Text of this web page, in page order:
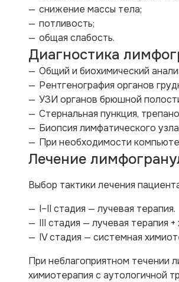
снижение массы тела;
потливость;
общая слабость.
Диагностика
Общий и биохимический
Рентгенография органов
УЗИ органов брюшной
Стернальная пункция,
Биопсия лимфатического
При необходимости
Лечение
Выбор тактики лечения
I–II стадия — лучевая терапия.
III стадия — лучевая терапия
IV стадия — системная
При неблагоприятном течении
химиотерапия с аутологичной